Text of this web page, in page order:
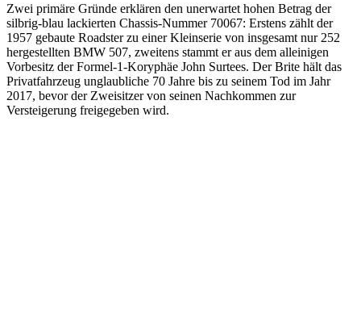
Zwei primäre Gründe erklären den unerwartet hohen Betrag der
silbrig-blau lackierten Chassis-Nummer 70067: Erstens zählt der
1957 gebaute Roadster zu einer Kleinserie von insgesamt nur 252
hergestellten BMW 507, zweitens stammt er aus dem alleinigen
Vorbesitz der Formel-1-Koryphäe John Surtees. Der Brite hält das
Privatfahrzeug unglaubliche 70 Jahre bis zu seinem Tod im Jahr
2017, bevor der Zweisitzer von seinen Nachkommen zur
Versteigerung freigegeben wird.